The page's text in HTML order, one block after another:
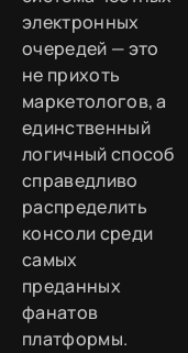
электронных
очередей — это
не прихоть
маркетологов, а
единственный
логичный способ
справедливо
распределить
консоли среди
самых
преданных
фанатов
платформы.